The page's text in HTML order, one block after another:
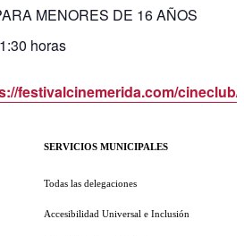
MENORES DE 16 AÑOS
horas
festivalcinemerida.com/cineclub/
SERVICIOS MUNICIPALES
Todas las delegaciones
Accesibilidad Universal e Inclusión